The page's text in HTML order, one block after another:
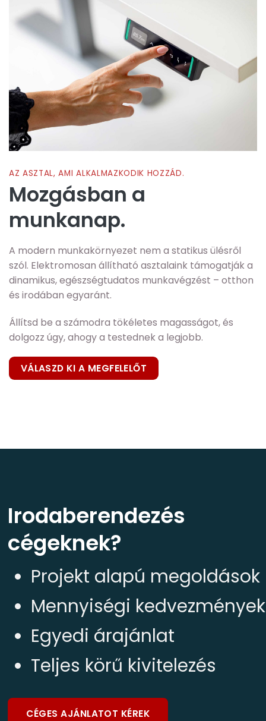
AZ ASZTAL, AMI ALKALMAZKODIK HOZZÁD.
Mozgásban a
munkanap.
A modern munkakörnyezet nem a statikus ülésről
szól. Elektromosan állítható asztalaink támogatják a
dinamikus, egészségtudatos munkavégzést – otthon
és irodában egyaránt.
Állítsd be a számodra tökéletes magasságot, és
dolgozz úgy, ahogy a testednek a legjobb.
VÁLASZD KI A MEGFELELŐT
Irodaberendezés
cégeknek?
Projekt alapú megoldások
Mennyiségi kedvezmények
Egyedi árajánlat
Teljes körű kivitelezés
CÉGES AJÁNLATOT KÉREK